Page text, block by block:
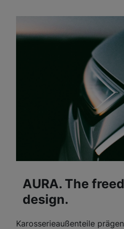
AURA. The
design.
Karosserieaußenteile